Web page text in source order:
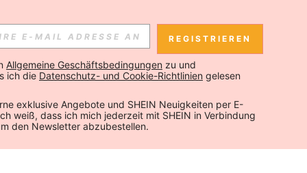
REGISTRIEREN
Allgemeine Geschäftsbedingungen zu und
ich die Datenschutz- und Cookie-Richtlinien gelesen
exklusive Angebote und SHEIN Neuigkeiten per E-
weiß, dass ich mich jederzeit mit SHEIN in Verbindung
den Newsletter abzubestellen.